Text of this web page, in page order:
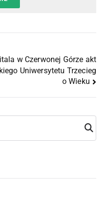
w Czerwonej Górze akt
Uniwersytetu Trzecieg
o Wieku
Szuka
j